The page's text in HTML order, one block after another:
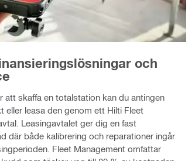
och
att skaffa en totalstation kan du antingen
eller leasa den genom ett Hilti Fleet
Leasingavtalet ger dig en fast
där både kalibrering och reparationer ingår
Fleet Management omfattar